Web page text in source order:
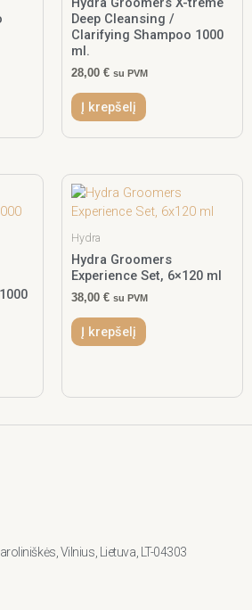
Deep Cleansing /
Clarifying Shampoo 1000
ml.
28,00 € su PVM
Į krepšelį
Hydra
Hydra Groomers
Experience Set, 6×120 ml
38,00 € su PVM
Į krepšelį
Vilnius, Lietuva, LT-04303